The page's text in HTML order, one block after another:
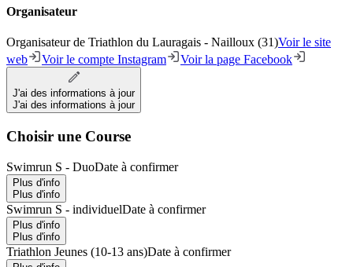
Organisateur
Organisateur de Triathlon du Lauragais - Nailloux (31)Voir le site
web
Voir le compte Instagram Voir la page Facebook
J'ai des informations à jour
J'ai des informations à jour
Choisir une Course
Swimrun S - DuoDate à confirmer
Plus d'info
Plus d'info
Swimrun S - individuelDate à confirmer
Plus d'info
Plus d'info
Triathlon Jeunes (10-13 ans)Date à confirmer